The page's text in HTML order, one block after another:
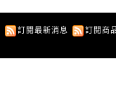
訂閱最新消息 訂閱商